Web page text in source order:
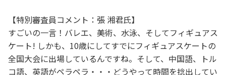
【特別審査員コメント：張 湘君氏】
すごいの一言！バレエ、美術、水泳、そしてフィギュアス
ケート! しかも、10歳にしてすでにフィギュアスケートの
全国大会に出場しているんですね。そして、中国語、トル
コ語、英語がペラペラ・・・どうやって時間を捻出してい